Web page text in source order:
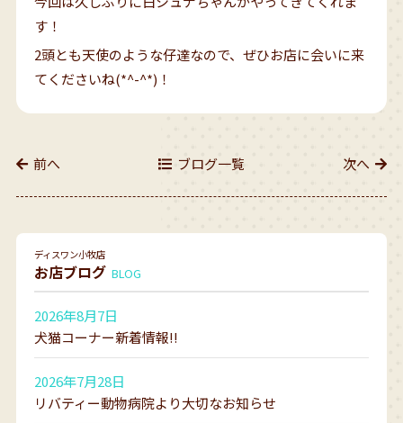
ディスワン小牧店
お店ブログ BLOG
2026年8月7日
犬猫コーナー新着情報!!
2026年7月28日
リバティー動物病院より大切なお知らせ
す！
2頭とも天使のような仔達なので、ぜひお店に会いに来
てくださいね(*^-^*)！
前へ ブログ一覧 次へ